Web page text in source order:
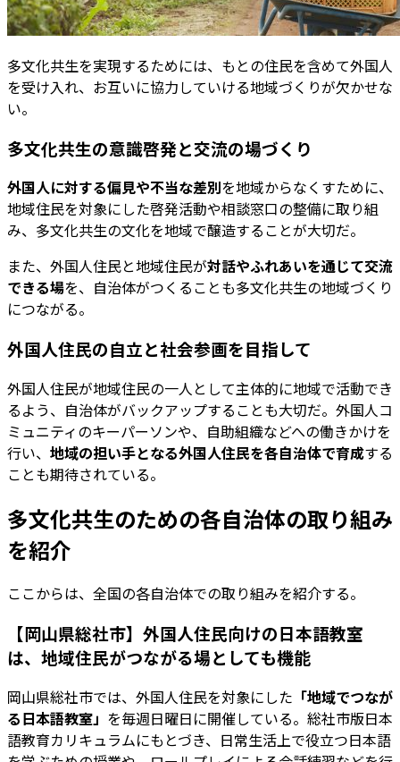
多文化共生を実現するためには、もとの住民を含めて外国人
を受け入れ、お互いに協力していける地域づくりが欠かせな
い。
多文化共生の意識啓発と交流の場づくり
外国人に対する偏見や不当な差別を地域からなくすために、
地域住民を対象にした啓発活動や相談窓口の整備に取り組
み、多文化共生の文化を地域で醸造することが大切だ。
また、外国人住民と地域住民が対話やふれあいを通じて交流
できる場を、自治体がつくることも多文化共生の地域づくり
につながる。
外国人住民の自立と社会参画を目指して
外国人住民が地域住民の一人として主体的に地域で活動でき
るよう、自治体がバックアップすることも大切だ。外国人コ
ミュニティのキーパーソンや、自助組織などへの働きかけを
行い、 地域の担い手となる外国人住民を各自治体で育成する
ことも期待されている。
多文化共生のための各自治体の取り組み
を紹介
ここからは、全国の各自治体での取り組みを紹介する。
【岡山県総社市】外国人住民向けの日本語教室
は、地域住民がつながる場としても機能
岡山県総社市では、外国人住民を対象にした 「地域でつなが
る日本語教室」 を毎週日曜日に開催している。総社市版日本
語教育カリキュラムにもとづき、日常生活上で役立つ日本語